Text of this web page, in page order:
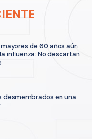
mayores de 60 años aún
influenza: No descartan
desmembrados en una